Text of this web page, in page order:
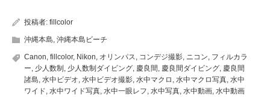
投稿者: fillcolor
沖縄本島 沖縄本島ビーチ
Canon fillcolor, Nikon オリンパス コンデジ撮影 ニコン フィルカラ
ー 少人数制 少人数制ダイビング 慶良間 慶良間ダイビング 慶良間
諸島 水中ビデオ 水中ビデオ撮影 水中マクロ 水中マクロ写真 水中
ワイド 水中ワイド写真 水中一眼レフ 水中写真 水中動画 水中動画